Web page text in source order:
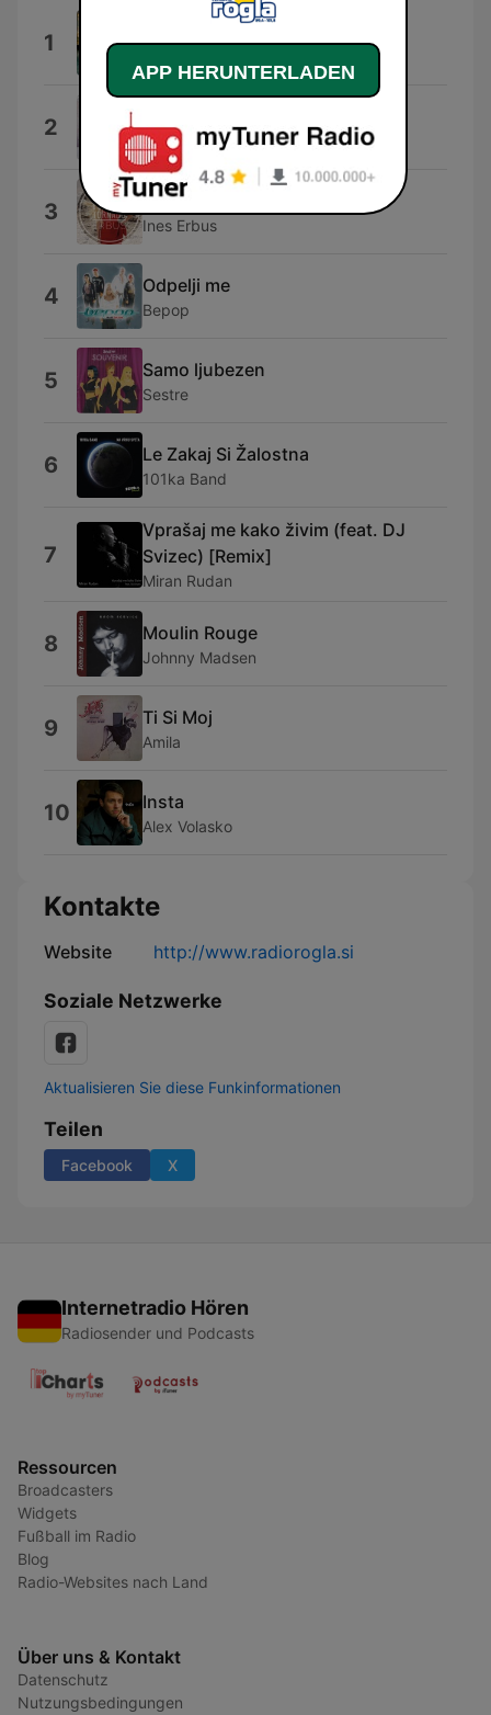
1
2 Žan Serčič
3 Tornado
Ines Erbus
4 Odpelji me
Bepop
5 Samo ljubezen
Sestre
6 Le Zakaj Si Žalostna
101ka Band
7
Vprašaj me kako živim (feat. DJ
Svizec) [Remix]
Miran Rudan
8 Moulin Rouge
Johnny Madsen
9 Ti Si Moj
Amila
10 Insta
Alex Volasko
Kontakte
Website http://www.radiorogla.si
Soziale Netzwerke
Aktualisieren Sie diese Funkinformationen
Teilen
Facebook X
Internetradio Hören
Radiosender und Podcasts
Ressourcen
Broadcasters
Widgets
Fußball im Radio
Blog
Radio-Websites nach Land
Über uns & Kontakt
Datenschutz
Nutzungsbedingungen
APP HERUNTERLADEN